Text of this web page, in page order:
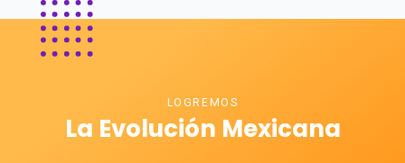
LOGREMOS
La Evolución Mexicana